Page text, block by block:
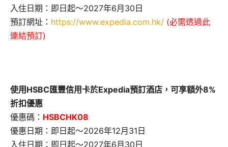
入住日期：即日起～2027年6月30日
預訂網址： https://www.expedia.com.hk/ (必需透過此
連結預訂)
使用HSBC匯豐信用卡於Expedia預訂酒店，可享額外8%
折扣優惠
優惠碼： HSBCHK08
優惠日期：即日起～2026年12月31日
入住日期：即日起～2027年6月30日